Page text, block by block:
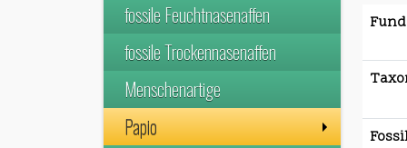
fossile Feuchtnasenaffen
fossile Trockennasenaffen
Menschenartige
Papio